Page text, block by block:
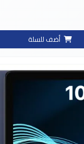
أضف للسلة